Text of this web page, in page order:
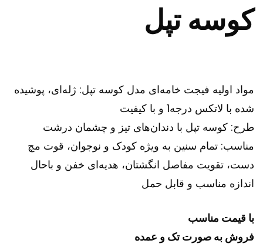
کوسه تپل
مواد اولیه فیجت خامه‌ای مدل کوسه تپل: ژله‌ای، پوشیده
شده با لاتکس درجه1 و با کیفیت
طرح: کوسه تپل با دندان‌های تیز و چشمان درشت
مناسب: تمام سنین به ویژه کودک و نوجوان، قوت مچ
دست، تقویت مفاصل انگشتان، هدیه‌ای خفن و باحال
اندازه مناسب و قابل حمل
با قیمت مناسب
فروش به صورت تک و عمده